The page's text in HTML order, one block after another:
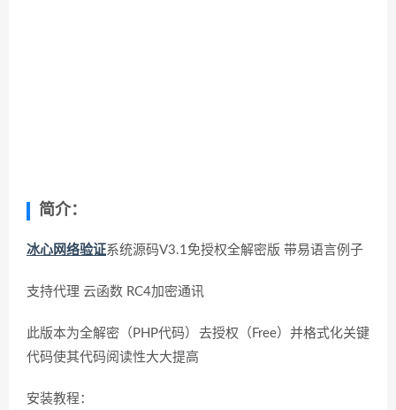
简介：
冰心网络验证系统源码V3.1免授权全解密版 带易语言例子
支持代理 云函数 RC4加密通讯
此版本为全解密（PHP代码）去授权（Free）并格式化关键
代码使其代码阅读性大大提高
安装教程：